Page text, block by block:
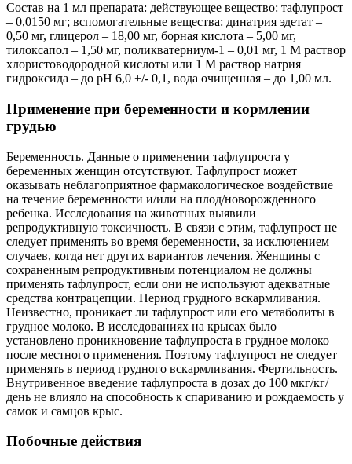
Состав на 1 мл препарата: действующее вещество: тафлупрост
– 0,0150 мг; вспомогательные вещества: динатрия эдетат –
0,50 мг, глицерол – 18,00 мг, борная кислота – 5,00 мг,
тилоксапол – 1,50 мг, поликватерниум-1 – 0,01 мг, 1 М раствор
хлористоводородной кислоты или 1 М раствор натрия
гидроксида – до pH 6,0 +/- 0,1, вода очищенная – до 1,00 мл.
Применение при беременности и кормлении
грудью
Беременность. Данные о применении тафлупроста у
беременных женщин отсутствуют. Тафлупрост может
оказывать неблагоприятное фармакологическое воздействие
на течение беременности и/или на плод/новорожденного
ребенка. Исследования на животных выявили
репродуктивную токсичность. В связи с этим, тафлупрост не
следует применять во время беременности, за исключением
случаев, когда нет других вариантов лечения. Женщины с
сохраненным репродуктивным потенциалом не должны
применять тафлупрост, если они не используют адекватные
средства контрацепции. Период грудного вскармливания.
Неизвестно, проникает ли тафлупрост или его метаболиты в
грудное молоко. В исследованиях на крысах было
установлено проникновение тафлупроста в грудное молоко
после местного применения. Поэтому тафлупрост не следует
применять в период грудного вскармливания. Фертильность.
Внутривенное введение тафлупроста в дозах до 100 мкг/кг/
день не влияло на способность к спариванию и рождаемость у
самок и самцов крыс.
Побочные действия